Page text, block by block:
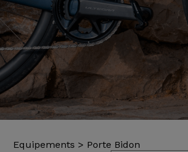
Equipements > Porte Bidon